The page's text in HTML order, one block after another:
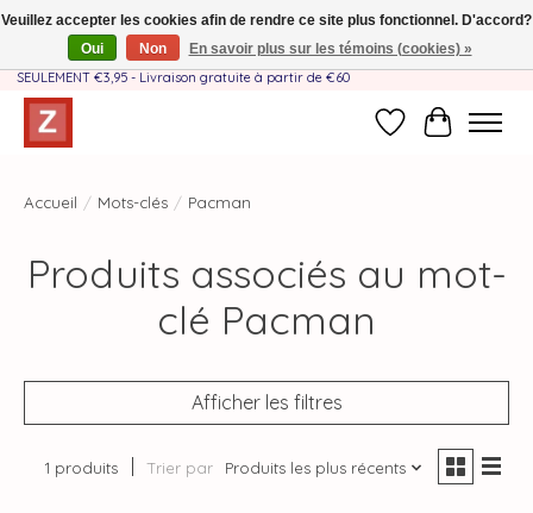
Fait à la main par une équipe mère-fille❤️ - Frais de livraison BE & NL
SEULEMENT €3,95 - Livraison gratuite à partir de €60
Liste dePanier
Accueil / Mots-clés / Pacman
Produits associés au mot-
clé Pacman
Afficher les filtres
1 produits Trier par Produits les plus récents
Veuillez accepter les cookies afin de rendre ce site plus fonctionnel. D'accord?
Oui
Non En savoir plus sur les témoins (cookies) »